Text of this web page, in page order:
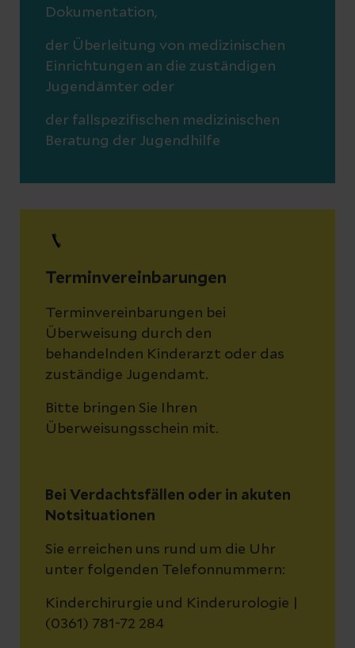
Dokumentation,
der Überleitung von medizinischen
Einrichtungen an die zuständigen
Jugendämter oder
der fallspezifischen medizinischen
Beratung der Jugendhilfe
Terminvereinbarungen
Terminvereinbarungen bei
Überweisung durch den
behandelnden Kinderarzt oder das
zuständige Jugendamt.
Bitte bringen Sie Ihren
Überweisungsschein mit.
Bei Verdachtsfällen oder in akuten
Notsituationen
Sie erreichen uns rund um die Uhr
unter folgenden Telefonnummern:
Kinderchirurgie und Kinderurologie |
(0361) 781-72 284